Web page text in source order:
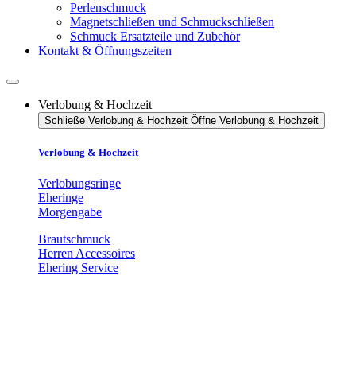
Perlenschmuck
Magnetschließen und Schmuckschließen
Schmuck Ersatzteile und Zubehör
Kontakt & Öffnungszeiten
Verlobung & Hochzeit
Schließe Verlobung & Hochzeit Öffne Verlobung & Hochzeit
Verlobung & Hochzeit
Verlobungsringe
Eheringe
Morgengabe
Brautschmuck
Herren Accessoires
Ehering Service